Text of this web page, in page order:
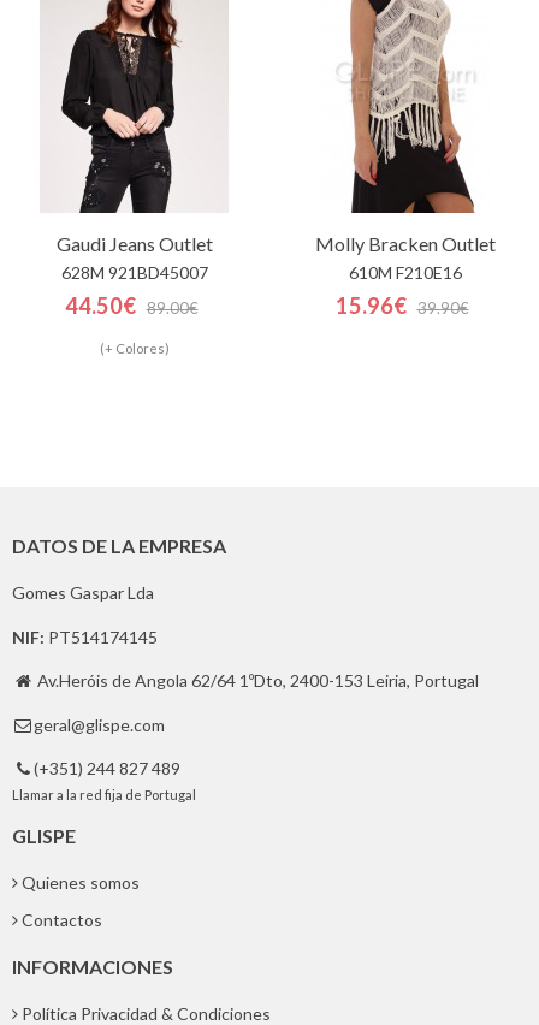
Gaudi Jeans Outlet
628M 921BD45007
44.50€ 89.00€
(+ Colores)
Molly BrackenOutlet
610M F210E16
15.96€ 39.90€
DATOS DE LA EMPRESA
Gomes Gaspar Lda
NIF: PT514174145
 Av.Heróis de Angola 62/64 1ºDto, 2400-153 Leiria, Portugal
 geral@glispe.com
 (+351) 244 827 489
Llamar a la red fija de Portugal
GLISPE
Quienes somos
Contactos
INFORMACIONES
Política Privacidad & Condiciones